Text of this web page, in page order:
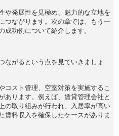
や発展性を見極め、魅力的な立地を
つながります。次の章では、もう一
功例について紹介します。
ながるという点を見ていきましょ
コスト管理、空室対策を実施するこ
あります。例えば、賃貸管理会社と
の取り組みが行われ、入居率が高い
賃料収入を確保したケースがありま